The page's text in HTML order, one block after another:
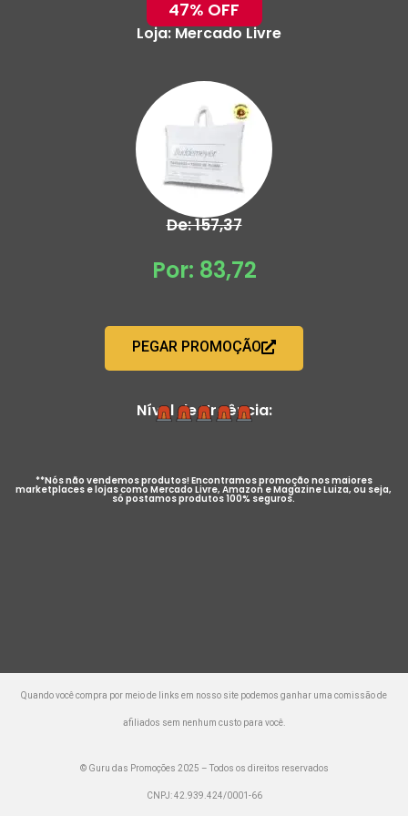
47% OFF
Loja:Mercado Livre
De: 157,37
Por: 83,72
PEGAR PROMOÇÃO
Nível de Urgência:
**Nós não vendemos produtos! Encontramos promoção nos maiores
marketplaces e lojas como Mercado Livre, Amazon e Magazine Luiza, ou seja,
só postamos produtos 100% seguros.
Quando você compra por meio de links em nosso site podemos ganhar uma comissão de
afiliados sem nenhum custo para você.
© Guru das Promoções 2025 – Todos os direitos reservados
CNPJ: 42.939.424/0001-66